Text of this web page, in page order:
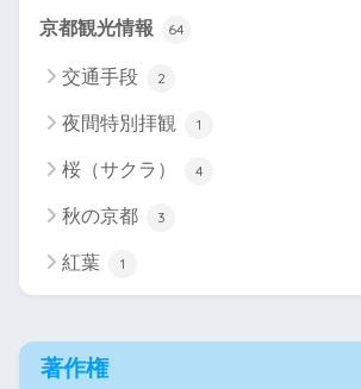
京都観光情報 64
交通手段 2
夜間特別拝観 1
桜（サクラ） 4
秋の京都 3
紅葉 1
著作権